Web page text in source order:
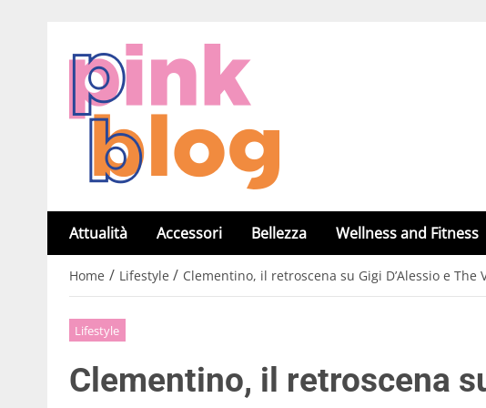
Attualità Accessori Bellezza Wellness and Fitness
Home / Lifestyle / Clementino, il retroscena su Gigi D’Alessio e The
Lifestyle
Clementino, il retroscena